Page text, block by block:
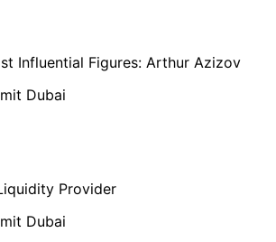
Influential Figures: Arthur Azizov
Dubai
Provider
Dubai